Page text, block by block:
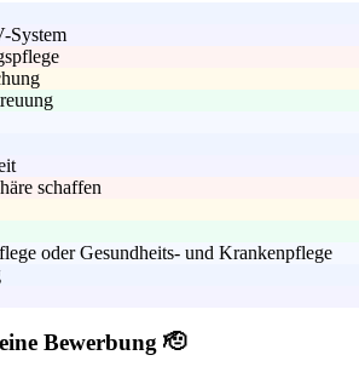
System
schaffen
oder Gesundheits- und Krankenpflege
Bewerbung 🫡